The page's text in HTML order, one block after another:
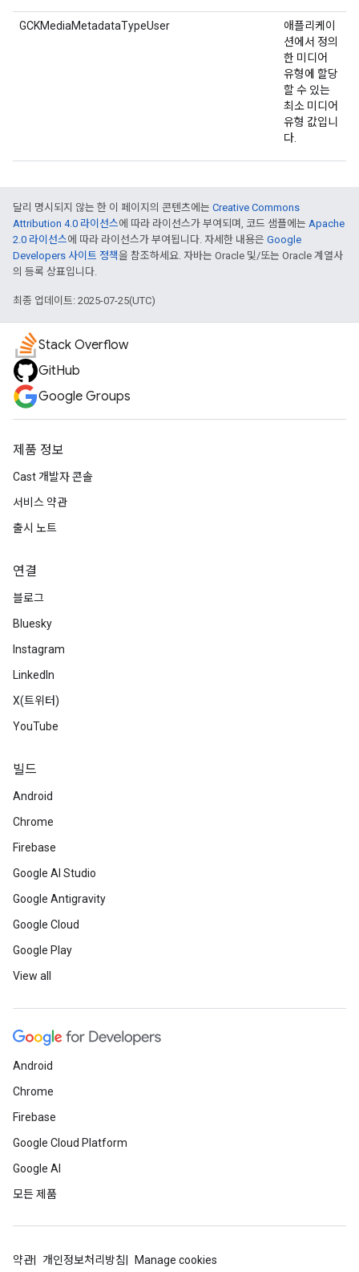
GCKMediaMetadataTypeUser
애플리케이
션에서 정의
한 미디어
유형에 할당
할 수 있는
최소 미디어
유형 값입니
다.
달리 명시되지 않는 한 이 페이지의 콘텐츠에는 Creative Commons
Attribution 4.0 라이선스에 따라 라이선스가 부여되며, 코드 샘플에는 Apache
2.0 라이선스에 따라 라이선스가 부여됩니다. 자세한 내용은 Google
Developers 사이트 정책을 참조하세요. 자바는 Oracle 및/또는 Oracle 계열사
의 등록 상표입니다.
최종 업데이트: 2025-07-25(UTC)
Stack Overflow
GitHub
Google Groups
제품 정보
Cast 개발자 콘솔
서비스 약관
출시 노트
연결
블로그
Bluesky
Instagram
LinkedIn
X(트위터)
YouTube
빌드
Android
Chrome
Firebase
Google AI Studio
Google Antigravity
Google Cloud
Google Play
View all
Android
Chrome
Firebase
Google Cloud Platform
Google AI
모든 제품
약관 개인정보처리방침 Manage cookies